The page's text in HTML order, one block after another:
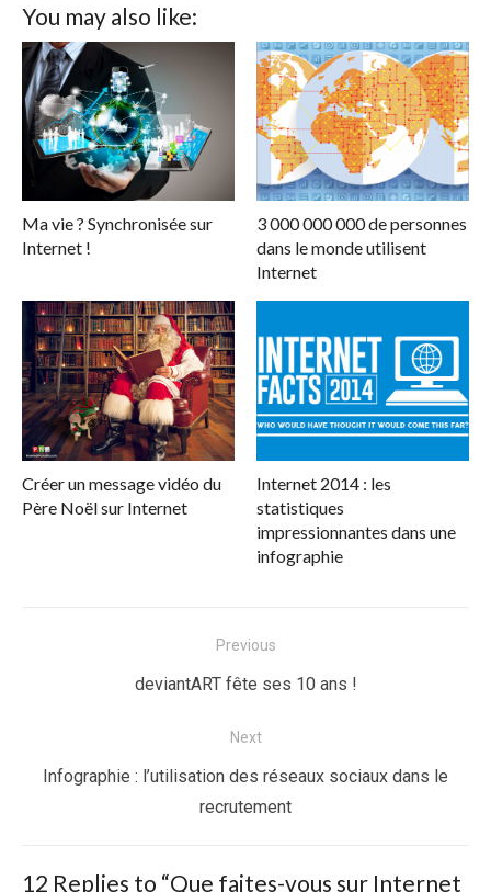
You may also like:
Ma vie ? Synchronisée sur
Internet !
3 000 000 000 de personnes
dans le monde utilisent
Internet
Créer un message vidéo du
Père Noël sur Internet
Internet 2014 : les
statistiques
impressionnantes dans une
infographie
Previous
Previous
deviantART fête ses 10 ans !
Next
Next
Infographie : l’utilisation des réseaux sociaux dans le
recrutement
12 Replies to “Que faites-vous sur Internet